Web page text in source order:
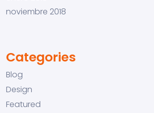
noviembre 2018
Categories
Blog
Design
Featured